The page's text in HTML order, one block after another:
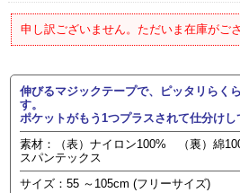
申し訳ございません。ただいま在庫がご
伸びるマジックテープで、ピッタリらく
す。
ポケットがもう1つプラスされて仕分け
素材：（表）ナイロン100% （裏）綿
スパンテックス
サイズ：55 ～105cm (フリーサイズ)